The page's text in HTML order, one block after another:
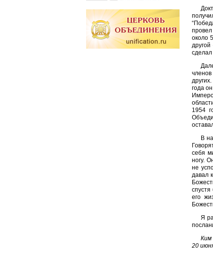
около
года
1954
В
себя
ногу.
не
давал
его
Я
Ким
20